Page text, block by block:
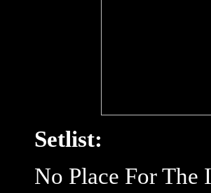
Setlist:
No Place For The